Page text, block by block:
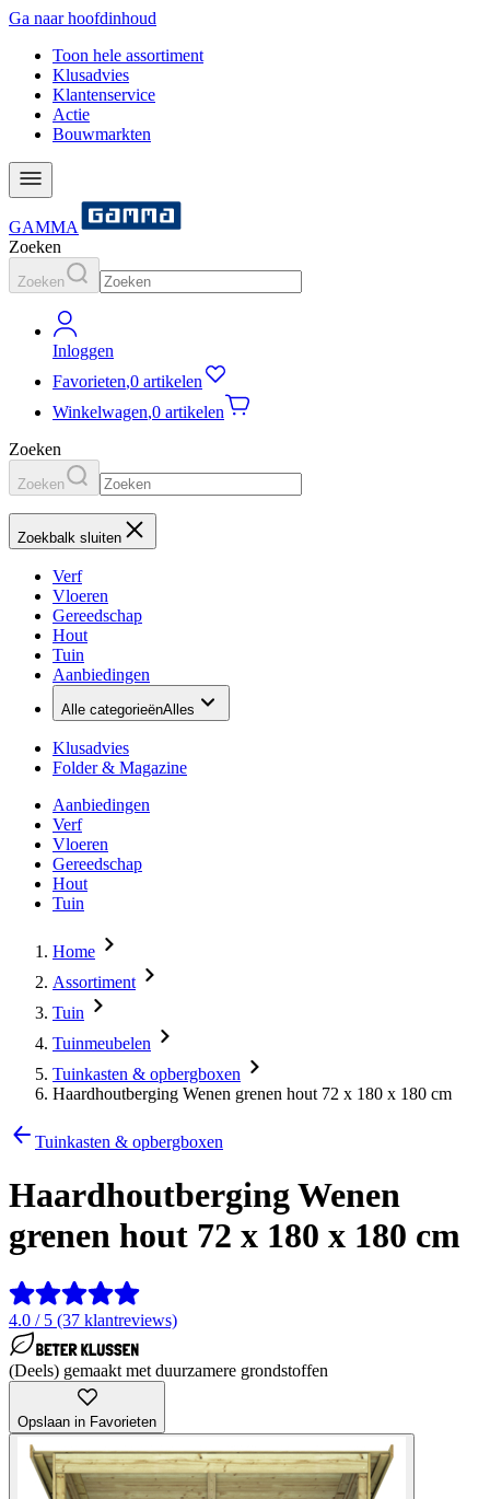
Ga naar hoofdinhoud
Toon hele assortiment
Klusadvies
Klantenservice
Actie
Bouwmarkten
GAMMA
Zoeken
Zoeken
Inloggen
Favorieten,0 artikelen
Winkelwagen,0 artikelen
Zoeken
Zoeken
Zoekbalk sluiten
Verf
Vloeren
Gereedschap
Hout
Tuin
Aanbiedingen
Alle categorieënAlles
Klusadvies
Folder & Magazine
Aanbiedingen
Verf
Vloeren
Gereedschap
Hout
Tuin
Home
Assortiment
Tuin
Tuinmeubelen
Tuinkasten & opbergboxen
Haardhoutberging Wenen grenen hout 72 x 180 x 180 cm
Tuinkasten & opbergboxen
Haardhoutberging Wenen
grenen hout 72 x 180 x 180 cm
4.0 / 5 (37 klantreviews)
(Deels) gemaakt met duurzamere grondstoffen
Opslaan in Favorieten